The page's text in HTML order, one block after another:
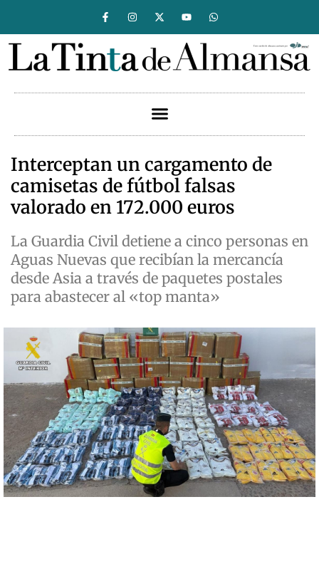
Interceptan un cargamento de
camisetas de fútbol falsas
valorado en 172.000 euros
La Guardia Civil detiene a cinco personas en
Aguas Nuevas que recibían la mercancía
desde Asia a través de paquetes postales
para abastecer al «top manta»